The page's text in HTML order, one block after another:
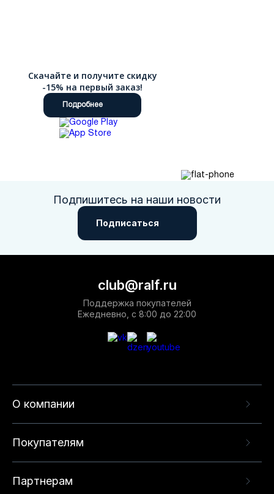
Скачайте и получите скидку
-15% на первый заказ!
Подробнее
Подпишитесь на наши новости
Подписаться
О компании
Покупателям
Партнерам
club@ralf.ru
Поддержка покупателей
Ежедневно, с 8:00 до 22:00